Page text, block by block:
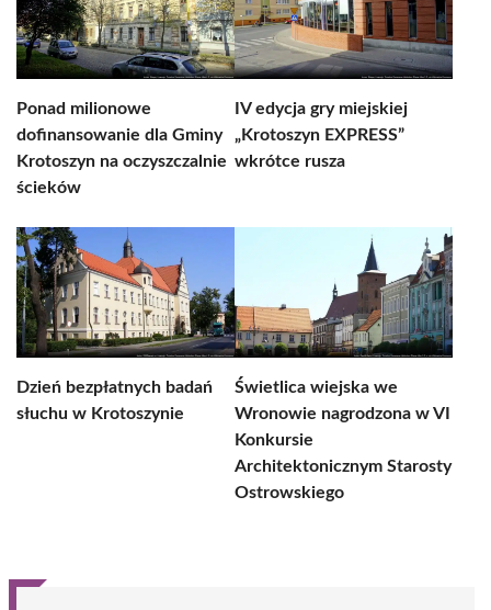
Ponad milionowe
dofinansowanie dla Gminy
Krotoszyn na oczyszczalnie
ścieków
IV edycja gry miejskiej
„Krotoszyn EXPRESS”
wkrótce rusza
Dzień bezpłatnych badań
słuchu w Krotoszynie
Świetlica wiejska we
Wronowie nagrodzona w VI
Konkursie
Architektonicznym Starosty
Ostrowskiego